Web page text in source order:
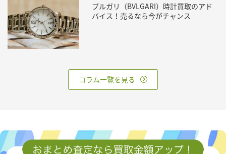
ブルガリ（BVLGARI）時計買取のアド
バイス！売るなら今がチャンス
コラム一覧を見る